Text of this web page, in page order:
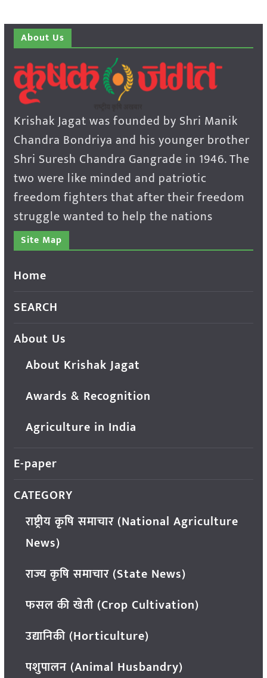
About Us
Krishak Jagat was founded by Shri Manik
Chandra Bondriya and his younger brother
Shri Suresh Chandra Gangrade in 1946. The
two were like minded and patriotic
freedom fighters that after their freedom
struggle wanted to help the nations
Site Map
Home
SEARCH
About Us
About Krishak Jagat
Awards & Recognition
Agriculture in India
E-paper
CATEGORY
राष्ट्रीय कृषि समाचार (National Agriculture
News)
राज्य कृषि समाचार (State News)
फसल की खेती (Crop Cultivation)
उद्यानिकी (Horticulture)
पशुपालन (Animal Husbandry)